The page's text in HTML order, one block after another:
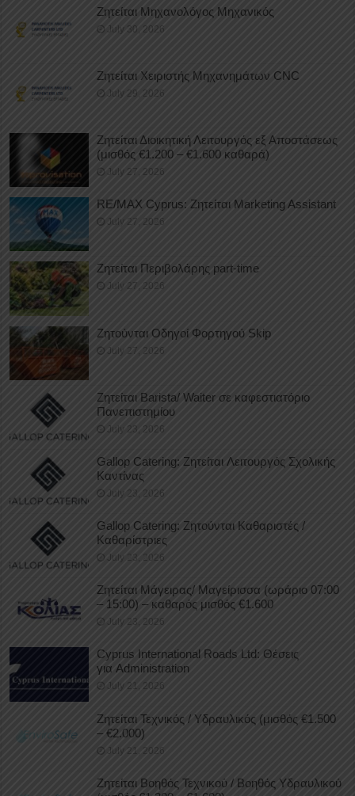
Ζητείται Μηχανολόγος Μηχανικός
July 30, 2026
Ζητείται Χειριστής Μηχανημάτων CNC
July 29, 2026
Ζητείται Διοικητική Λειτουργός εξ Αποστάσεως
(μισθός €1.200 – €1.600 καθαρά)
July 27, 2026
RE/MAX Cyprus: Ζητείται Marketing Assistant
July 27, 2026
Ζητείται Περιβολάρης part-time
July 27, 2026
Ζητούνται Οδηγοί Φορτηγού Skip
July 27, 2026
Ζητείται Barista/ Waiter σε καφεστιατόριο
Πανεπιστημίου
July 23, 2026
Gallop Catering: Ζητείται Λειτουργός Σχολικής
Καντίνας
July 23, 2026
Gallop Catering: Ζητούνται Καθαριστές /
Καθαρίστριες
July 23, 2026
Ζητείται Μάγειρας/ Μαγείρισσα (ωράριο 07:00
– 15:00) – καθαρός μισθός €1.600
July 23, 2026
Cyprus International Roads Ltd: Θέσεις
για Administration
July 21, 2026
Ζητείται Τεχνικός / Υδραυλικός (μισθός €1.500
– €2.000)
July 21, 2026
Ζητείται Βοηθός Τεχνικού / Βοηθός Υδραυλικού